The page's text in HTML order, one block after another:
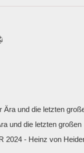
und die letzten großen